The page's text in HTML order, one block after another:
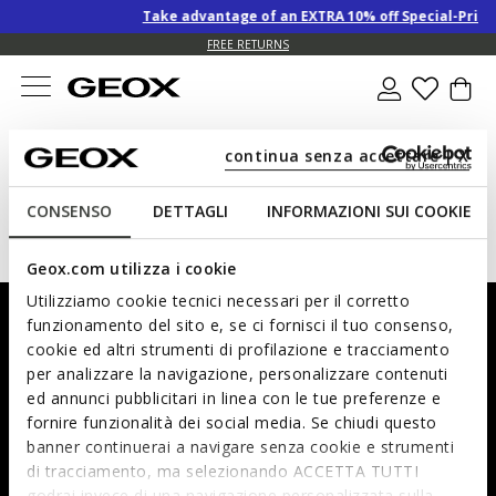
CONSENSO DETTAGLI INFORMAZIONI SUI COOKIE
Geox.com utilizza i cookie
Utilizziamo cookie tecnici necessari per il corretto
funzionamento del sito e, se ci fornisci il tuo consenso,
cookie ed altri strumenti di profilazione e tracciamento
per analizzare la navigazione, personalizzare contenuti
ed annunci pubblicitari in linea con le tue preferenze e
fornire funzionalità dei social media. Se chiudi questo
banner continuerai a navigare senza cookie e strumenti
di tracciamento, ma selezionando ACCETTA TUTTI
continua senza accettare | X
Take advantage of an EXTRA 10% off Special-
FREE RETURNS
Girl Highlights
Highlights
Subscribe to our newsletter and keep up with all the latest
developments!
Prefer not to say Woman
Man
I have read and understoodthe privacy statement